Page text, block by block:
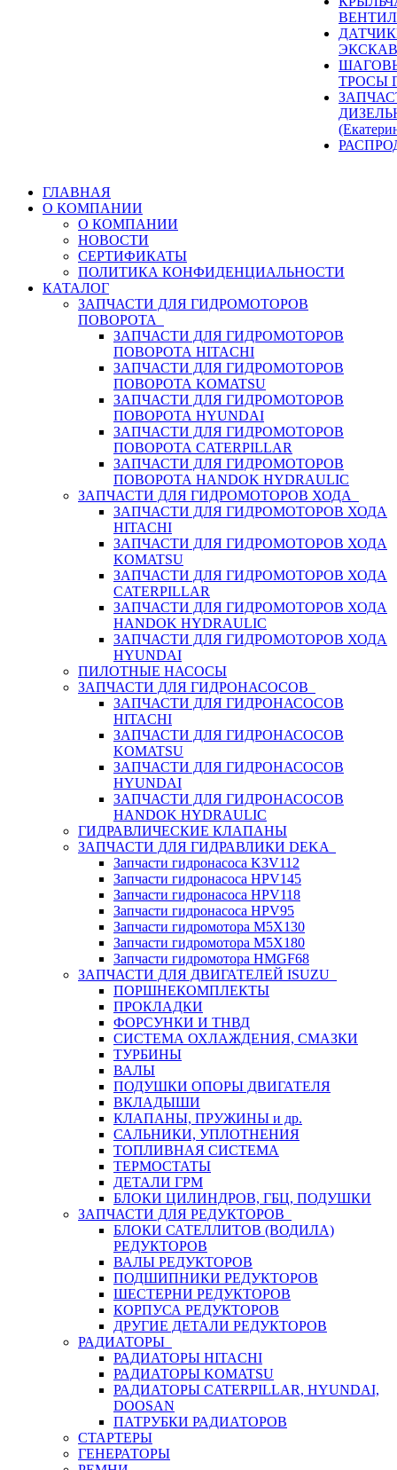
ТРОСЫ
ГЛАВНАЯ
О КОМПАНИИ
О КОМПАНИИ
НОВОСТИ
СЕРТИФИКАТЫ
ПОЛИТИКА КОНФИДЕНЦИАЛЬНОСТИ
КАТАЛОГ
ЗАПЧАСТИ ДЛЯ ГИДРОМОТОРОВ
ПОВОРОТА
ЗАПЧАСТИ ДЛЯ ГИДРОМОТОРОВ
ПОВОРОТА HITACHI
ЗАПЧАСТИ ДЛЯ ГИДРОМОТОРОВ
ПОВОРОТА KOMATSU
ЗАПЧАСТИ ДЛЯ ГИДРОМОТОРОВ
ПОВОРОТА HYUNDAI
ЗАПЧАСТИ ДЛЯ ГИДРОМОТОРОВ
ПОВОРОТА CATERPILLAR
ЗАПЧАСТИ ДЛЯ ГИДРОМОТОРОВ
ПОВОРОТА HANDOK HYDRAULIC
ЗАПЧАСТИ ДЛЯ ГИДРОМОТОРОВ ХОДА
ЗАПЧАСТИ ДЛЯ ГИДРОМОТОРОВ ХОДА
HITACHI
ЗАПЧАСТИ ДЛЯ ГИДРОМОТОРОВ ХОДА
KOMATSU
ЗАПЧАСТИ ДЛЯ ГИДРОМОТОРОВ ХОДА
CATERPILLAR
ЗАПЧАСТИ ДЛЯ ГИДРОМОТОРОВ ХОДА
HANDOK HYDRAULIC
ЗАПЧАСТИ ДЛЯ ГИДРОМОТОРОВ ХОДА
HYUNDAI
ПИЛОТНЫЕ НАСОСЫ
ЗАПЧАСТИ ДЛЯ ГИДРОНАСОСОВ
ЗАПЧАСТИ ДЛЯ ГИДРОНАСОСОВ
HITACHI
ЗАПЧАСТИ ДЛЯ ГИДРОНАСОСОВ
KOMATSU
ЗАПЧАСТИ ДЛЯ ГИДРОНАСОСОВ
HYUNDAI
ЗАПЧАСТИ ДЛЯ ГИДРОНАСОСОВ
HANDOK HYDRAULIC
ГИДРАВЛИЧЕСКИЕ КЛАПАНЫ
ЗАПЧАСТИ ДЛЯ ГИДРАВЛИКИ DEKA
Запчасти гидронасоса K3V112
Запчасти гидронасоса HPV145
Запчасти гидронасоса HPV118
Запчасти гидронасоса HPV95
Запчасти гидромотора M5X130
Запчасти гидромотора M5X180
Запчасти гидромотора HMGF68
ЗАПЧАСТИ ДЛЯ ДВИГАТЕЛЕЙ ISUZU
ПОРШНЕКОМПЛЕКТЫ
ПРОКЛАДКИ
ФОРСУНКИ И ТНВД
СИСТЕМА ОХЛАЖДЕНИЯ, СМАЗКИ
ТУРБИНЫ
ВАЛЫ
ПОДУШКИ ОПОРЫ ДВИГАТЕЛЯ
ВКЛАДЫШИ
КЛАПАНЫ, ПРУЖИНЫ и др.
САЛЬНИКИ, УПЛОТНЕНИЯ
ТОПЛИВНАЯ СИСТЕМА
ТЕРМОСТАТЫ
ДЕТАЛИ ГРМ
БЛОКИ ЦИЛИНДРОВ, ГБЦ, ПОДУШКИ
ЗАПЧАСТИ ДЛЯ РЕДУКТОРОВ
БЛОКИ САТЕЛЛИТОВ (ВОДИЛА)
РЕДУКТОРОВ
ВАЛЫ РЕДУКТОРОВ
ПОДШИПНИКИ РЕДУКТОРОВ
ШЕСТЕРНИ РЕДУКТОРОВ
КОРПУСА РЕДУКТОРОВ
ДРУГИЕ ДЕТАЛИ РЕДУКТОРОВ
РАДИАТОРЫ
РАДИАТОРЫ HITACHI
РАДИАТОРЫ KOMATSU
РАДИАТОРЫ CATERPILLAR, HYUNDAI,
DOOSAN
ПАТРУБКИ РАДИАТОРОВ
СТАРТЕРЫ
ГЕНЕРАТОРЫ